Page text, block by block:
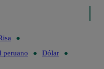
peruano
Dólar